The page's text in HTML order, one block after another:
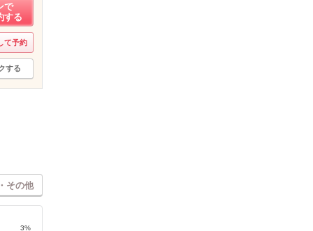
で
する
て予約
する
その他
3%